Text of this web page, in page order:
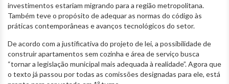
investimentos estariam migrando para a região metropolitana.
Também teve o propósito de adequar as normas do código às
práticas contemporâneas e avanços tecnológicos do setor.
De acordo com a justificativa do projeto de lei, a possibilidade de
construir apartamentos sem cozinha e área de serviço busca
“tornar a legislação municipal mais adequada à realidade”. Agora que
o texto já passou por todas as comissões designadas para ele, está